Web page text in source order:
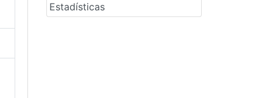
Estadísticas